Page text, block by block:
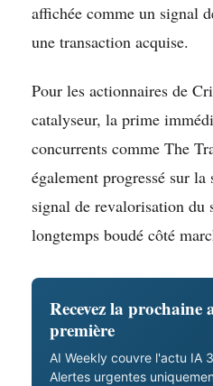
affichée comme un signal
une transaction acquise.
Pour les actionnaires de
catalyseur, la prime
concurrents comme The
également progressé sur
signal de revalorisation du
longtemps boudé côté
Recevez la prochaine
première
AI Weekly couvre l'actu IA
Alertes urgentes